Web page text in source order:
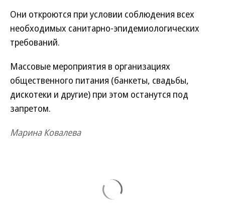
Они откроются при условии соблюдения всех
необходимых санитарно-эпидемиологических
требований.
Массовые мероприятия в организациях
общественного питания (банкеты, свадьбы,
дискотеки и другие) при этом останутся под
запретом.
Марина Ковалева